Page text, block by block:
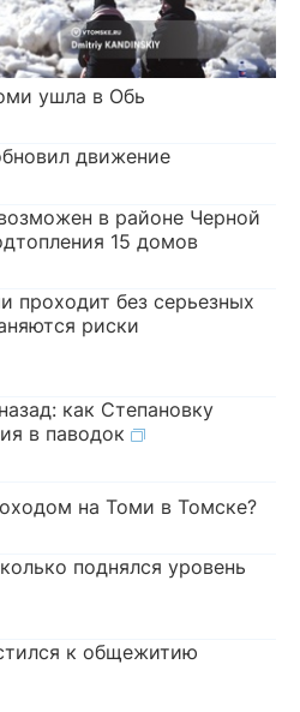
ушла в Обь
движение
в районе Черной
15 домов
проходит без серьезных
риски
как Степановку
в паводок
на Томи в Томске?
поднялся уровень
к общежитию